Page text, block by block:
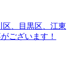
、目黒区、江東
ございます！